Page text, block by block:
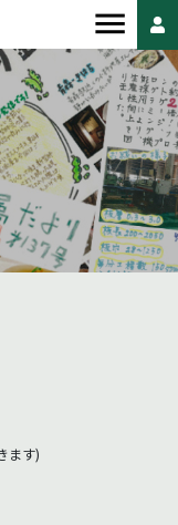
ます)